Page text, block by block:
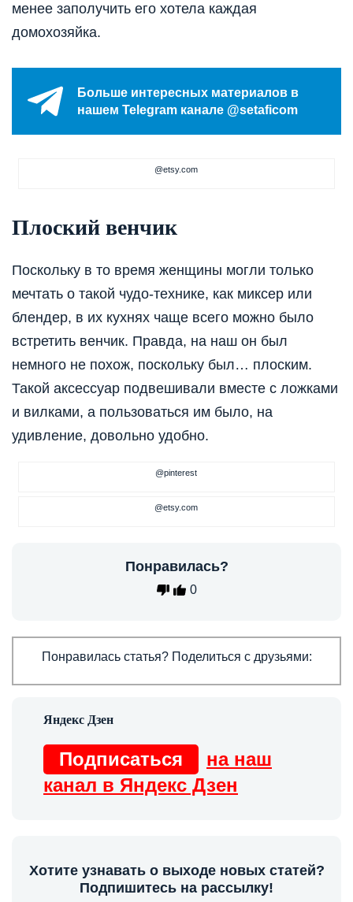
менее заполучить его хотела каждая
домохозяйка.
Больше интересных материалов в
нашем Telegram канале @setaficom
@etsy.com
Плоский венчик
Поскольку в то время женщины могли только
мечтать о такой чудо-технике, как миксер или
блендер, в их кухнях чаще всего можно было
встретить венчик. Правда, на наш он был
немного не похож, поскольку был… плоским.
Такой аксессуар подвешивали вместе с ложками
и вилками, а пользоваться им было, на
удивление, довольно удобно.
@pinterest
@etsy.com
Понравилась?
0
Понравилась статья? Поделиться с друзьями:
Подписаться
на наш
канал в Яндекс Дзен
Хотите узнавать о выходе новых статей?
Подпишитесь на рассылку!